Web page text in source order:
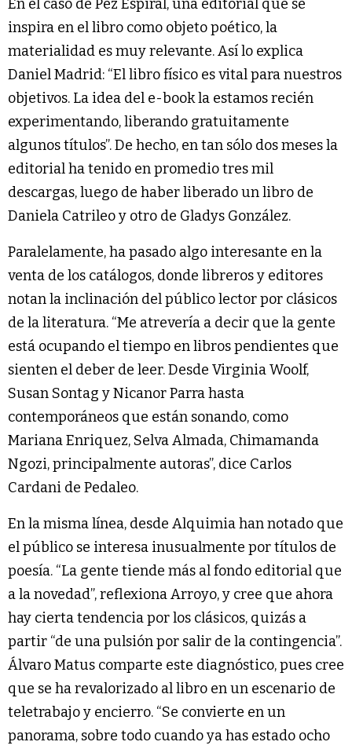
En el caso de Pez Espiral, una editorial que se
inspira en el libro como objeto poético, la
materialidad es muy relevante. Así lo explica
Daniel Madrid: “El libro físico es vital para nuestros
objetivos. La idea del e-book la estamos recién
experimentando, liberando gratuitamente
algunos títulos”. De hecho, en tan sólo dos meses la
editorial ha tenido en promedio tres mil
descargas, luego de haber liberado un libro de
Daniela Catrileo y otro de Gladys González.
Paralelamente, ha pasado algo interesante en la
venta de los catálogos, donde libreros y editores
notan la inclinación del público lector por clásicos
de la literatura. “Me atrevería a decir que la gente
está ocupando el tiempo en libros pendientes que
sienten el deber de leer. Desde Virginia Woolf,
Susan Sontag y Nicanor Parra hasta
contemporáneos que están sonando, como
Mariana Enriquez, Selva Almada, Chimamanda
Ngozi, principalmente autoras”, dice Carlos
Cardani de Pedaleo.
En la misma línea, desde Alquimia han notado que
el público se interesa inusualmente por títulos de
poesía. “La gente tiende más al fondo editorial que
a la novedad”, reflexiona Arroyo, y cree que ahora
hay cierta tendencia por los clásicos, quizás a
partir “de una pulsión por salir de la contingencia”.
Álvaro Matus comparte este diagnóstico, pues cree
que se ha revalorizado al libro en un escenario de
teletrabajo y encierro. “Se convierte en un
panorama, sobre todo cuando ya has estado ocho